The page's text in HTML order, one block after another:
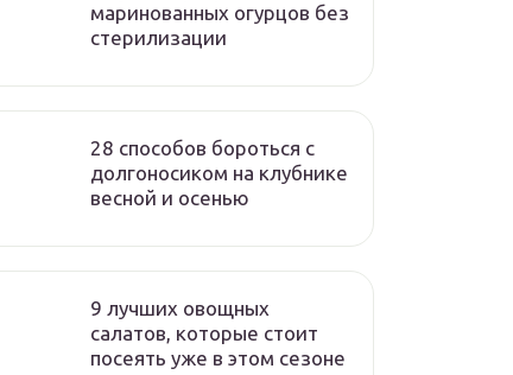
маринованных огурцов без
стерилизации
28 способов бороться с
долгоносиком на клубнике
весной и осенью
9 лучших овощных
салатов, которые стоит
посеять уже в этом сезоне